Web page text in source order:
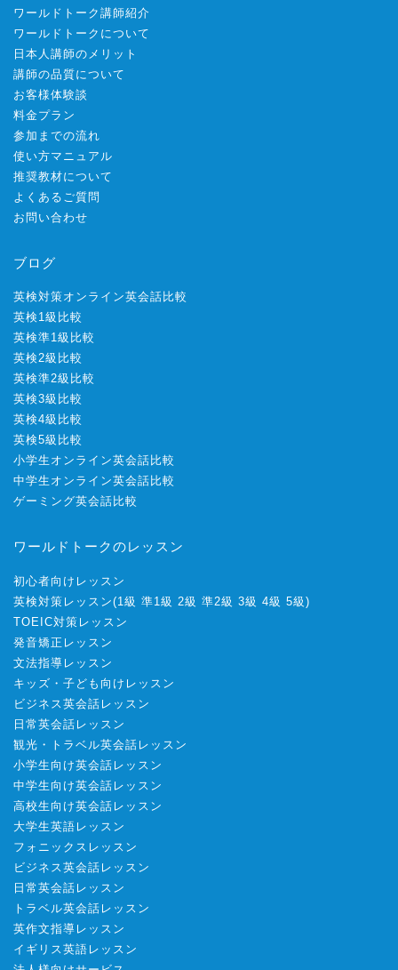
ワールドトーク講師紹介
ワールドトークについて
日本人講師のメリット
講師の品質について
お客様体験談
料金プラン
参加までの流れ
使い方マニュアル
推奨教材について
よくあるご質問
お問い合わせ
ブログ
英検対策オンライン英会話比較
英検1級比較
英検準1級比較
英検2級比較
英検準2級比較
英検3級比較
英検4級比較
英検5級比較
小学生オンライン英会話比較
中学生オンライン英会話比較
ゲーミング英会話比較
ワールドトークのレッスン
初心者向けレッスン
英検対策レッスン(1級 準1級 2級 準2級 3級 4級 5級 )
TOEIC対策レッスン
発音矯正レッスン
文法指導レッスン
キッズ・子ども向けレッスン
ビジネス英会話レッスン
日常英会話レッスン
観光・トラベル英会話レッスン
小学生向け英会話レッスン
中学生向け英会話レッスン
高校生向け英会話レッスン
大学生英語レッスン
フォニックスレッスン
ビジネス英会話レッスン
日常英会話レッスン
トラベル英会話レッスン
英作文指導レッスン
イギリス英語レッスン